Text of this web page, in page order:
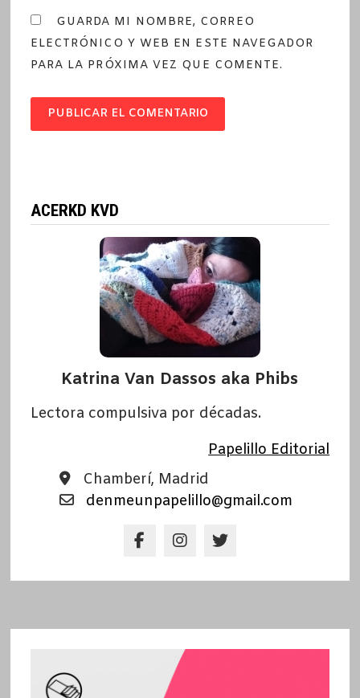
GUARDA MI NOMBRE, CORREO
ELECTRÓNICO Y WEB EN ESTE NAVEGADOR
PARA LA PRÓXIMA VEZ QUE COMENTE.
ACERKD KVD
Katrina Van Dassos aka Phibs
Lectora compulsiva por décadas.
Papelillo Editorial
Chamberí, Madrid
denmeunpapelillo@gmail.com